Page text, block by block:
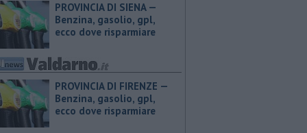
PROVINCIA DI SIENA — ​
Benzina, gasolio, gpl,
ecco dove risparmiare
PROVINCIA DI FIRENZE — ​
Benzina, gasolio, gpl,
ecco dove risparmiare